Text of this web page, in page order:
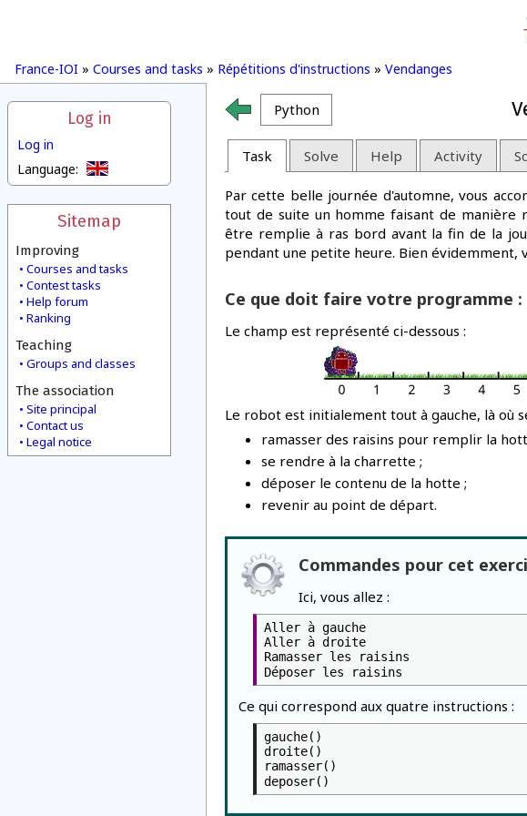
France-IOI » Courses and tasks » Répétitions d'instructions » Vendanges
Log in
Log in
Language:
Sitemap
Improving
Courses and tasks
Contest tasks
Help forum
Ranking
Teaching
Groups and classes
The association
Site principal
Contact us
Legal notice
Python
Task Solve Help Activity
Par cette belle journée d'automne, vous
tout de suite un homme faisant de
être remplie à ras bord avant la fin de la
pendant une petite heure. Bien
Ce que doit faire votre programme :
Le champ est représenté ci-dessous :
Le robot est initialement tout à gauche, là où
ramasser des raisins pour remplir la
se rendre à la charrette ;
déposer le contenu de la hotte ;
revenir au point de départ.
Commandes pour cet
Ici, vous allez :
Aller à gauche
Aller à droite
Ramasser les raisins
Déposer les raisins
Ce qui correspond aux quatre instructions :
gauche()
droite()
ramasser()
deposer()